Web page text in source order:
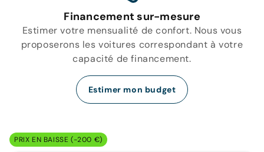
Financement sur-mesure
Estimer votre mensualité de confort. Nous vous
proposerons les voitures correspondant à votre
capacité de financement.
Estimer mon budget
PRIX EN BAISSE (-200 €)